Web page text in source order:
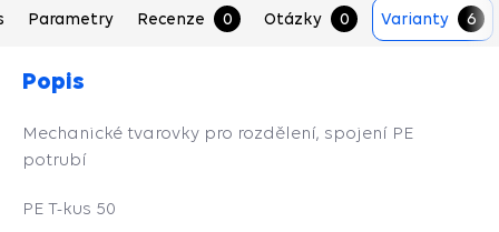
Parametry Recenze 0 Otázky 0 Varianty 6
Popis
Mechanické tvarovky pro rozdělení, spojení PE
potrubí
PE T-kus 50